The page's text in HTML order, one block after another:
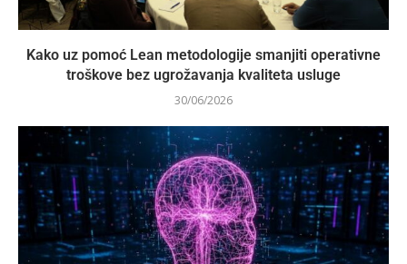
Kako uz pomoć Lean metodologije smanjiti operativne
troškove bez ugrožavanja kvaliteta usluge
30/06/2026